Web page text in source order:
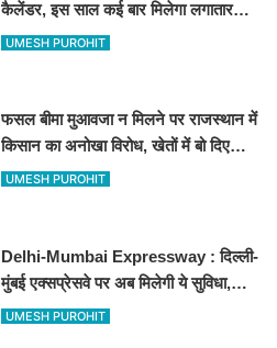
कैलेंडर, इस साल कई बार मिलेगा लगातार
अवकाश, देखें
UMESH PUROHIT
फसल बीमा मुआवजा न मिलने पर राजस्थान में
किसान का अनोखा विरोध, खेतों में बो दिए
500-500 रुपए के नोट, वीडियो वायरल
UMESH PUROHIT
Delhi-Mumbai Expressway : दिल्ली-
मुंबई एक्सप्रेसवे पर अब मिलेगी ये सुविधा,
हेलीकॉप्टर सर्विस से तुरंत घायल पहुंचेगा
UMESH PUROHIT